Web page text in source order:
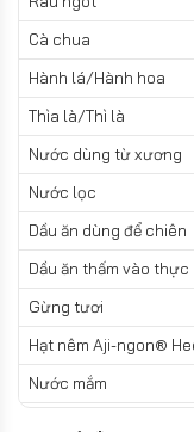
Cà chua
Hành lá/Hành hoa
Thìa là/Thì là
Nước dùng từ xương
Nước lọc
Dầu ăn dùng để chiên
Dầu ăn thấm vào thực
Gừng tươi
Hạt nêm Aji-ngon®
Nước mắm